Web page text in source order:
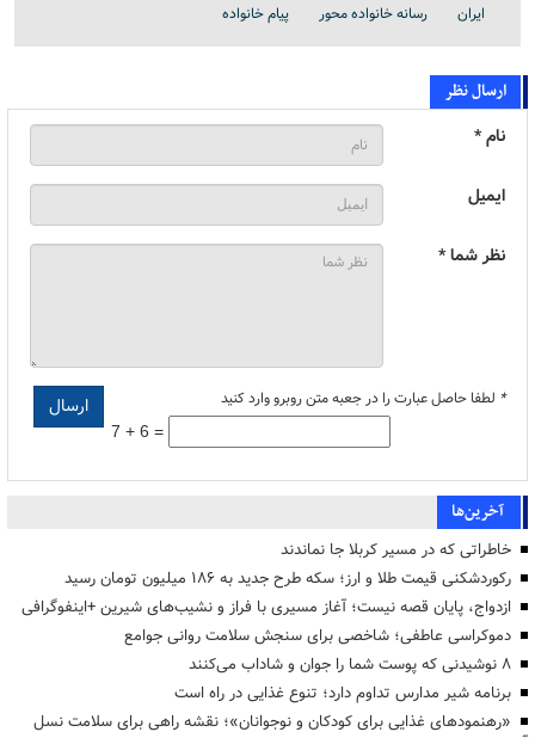
ایران رسانه خانواده محور پیام خانواده
ارسال نظر
نام *
ایمیل
نظر شما *
* لطفا حاصل عبارت را در جعبه متن روبرو وارد کنید
7 + 6 =
آخرین‌ها
خاطراتی که در مسیر کربلا جا نماندند
رکوردشکنی قیمت طلا و ارز؛ سکه طرح جدید به ۱۸۶ میلیون تومان رسید
ازدواج، پایان قصه نیست؛ آغاز مسیری با فراز و نشیب‌های شیرین +اینفوگرافی
دموکراسی عاطفی؛ شاخصی برای سنجش سلامت روانی جوامع
۸ نوشیدنی که پوست شما را جوان و شاداب می‌کنند
برنامه شیر مدارس تداوم دارد؛ تنوع غذایی در راه است
«رهنمودهای غذایی برای کودکان و نوجوانان»؛ نقشه راهی برای سلامت نسل